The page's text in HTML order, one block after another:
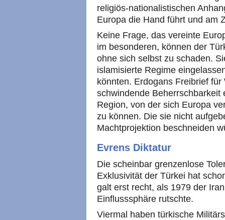
religiös-nationalistischen
Europa die Hand führt und am
Keine Frage, das vereinte
im besonderen, können der
ohne sich selbst zu schaden.
islamisierte Regime
könnten. Erdogans Freibrief
schwindende
Region, von der sich Europa
zu können. Die sie nicht
Machtprojektion beschneiden
Evrens Diktatur
Die scheinbar grenzenlose
Exklusivität der Türkei hat
galt erst recht, als 1979 der
Einflusssphäre rutschte.
Viermal haben türkische